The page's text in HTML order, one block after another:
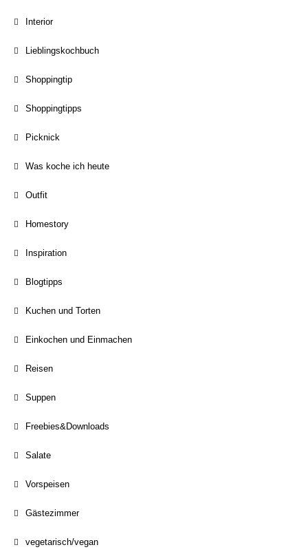
Interior
Lieblingskochbuch
Shoppingtip
Shoppingtipps
Picknick
Was koche ich heute
Outfit
Homestory
Inspiration
Blogtipps
Kuchen und Torten
Einkochen und Einmachen
Reisen
Suppen
Freebies&Downloads
Salate
Vorspeisen
Gästezimmer
vegetarisch/vegan